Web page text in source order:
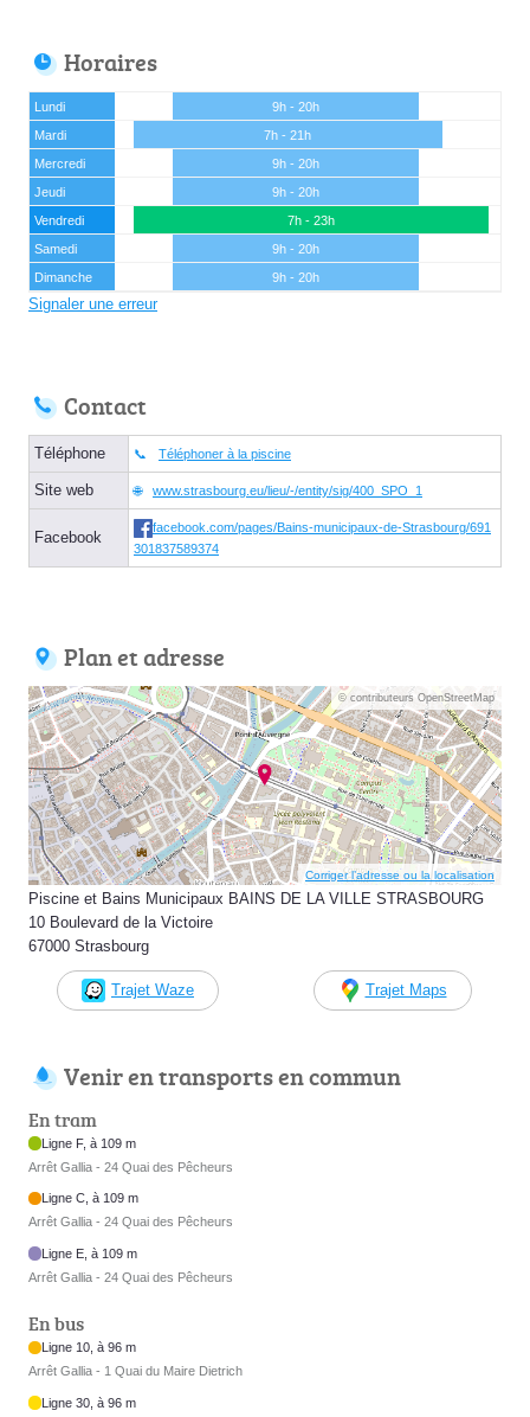
Horaires
Lundi
9h - 20h
Mardi
7h - 21h
Mercredi
9h - 20h
Jeudi
9h - 20h
Vendredi
7h - 23h
Samedi
9h - 20h
Dimanche
9h - 20h
Signaler une erreur
Contact
Téléphone Téléphoner à la piscine
Site web www.strasbourg.eu/lieu/-/entity/sig/400_SPO_1
Facebook
facebook.com/pages/Bains-municipaux-de-Strasbourg/691
301837589374
Plan et adresse
© contributeurs OpenStreetMap
Corriger l’adresse ou la localisation
Piscine et Bains Municipaux BAINS DE LA VILLE STRASBOURG
10 Boulevard de la Victoire
67000 Strasbourg
Trajet Waze Trajet Maps
Venir en transports en commun
En tram
Ligne F, à 109 m
Arrêt Gallia - 24 Quai des Pêcheurs
Ligne C, à 109 m
Arrêt Gallia - 24 Quai des Pêcheurs
Ligne E, à 109 m
Arrêt Gallia - 24 Quai des Pêcheurs
En bus
Ligne 10, à 96 m
Arrêt Gallia - 1 Quai du Maire Dietrich
Ligne 30, à 96 m